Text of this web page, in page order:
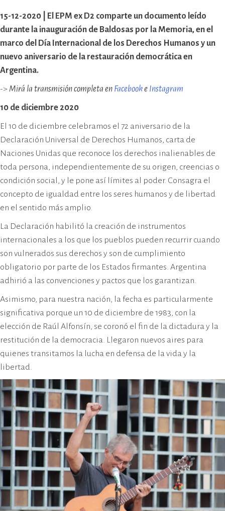
Centro Clandestino de Detención,
Tortura y Extermino más
importante del Gran Mendoza.
15-12-2020 | El EPM ex D2 comparte un documento leído
durante la inauguración de Baldosas por la Memoria, en el
marco del Día Internacional de los Derechos Humanos y un
nuevo aniversario de la restauración democrática en
Argentina.
-> Mirá la transmisión completa en Facebooke Instagram
10 de diciembre 2020
El 10 de diciembre celebramos el 72 aniversario de la
Declaración Universal de Derechos Humanos, carta de
Naciones Unidas que reconoce los derechos inalienables de
toda persona, independientemente de su origen, creencias o
condición social, y le pone así límites al poder. Consagra el
concepto de igualdad entre los seres humanos y de libertad
en el sentido más amplio.
La Declaración habilitó la creación de instrumentos
internacionales a los que los pueblos pueden recurrir cuando
son vulnerados sus derechos y son de cumplimiento
obligatorio por parte de los Estados firmantes. Argentina
adhirió a las convenciones y pactos que los garantizan.
Asimismo, para nuestra nación, la fecha es particularmente
significativa porque un 10 de diciembre de 1983, con la
elección de Raúl Alfonsín, se coronó el fin de la dictadura y la
restitución de la democracia. Llegaron nuevos aires para
quienes transitamos la lucha en defensa de la vida y la
libertad.